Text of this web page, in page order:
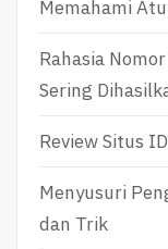
Memahami
Rahasia
Sering
Review Situs
Menyusuri
dan Trik